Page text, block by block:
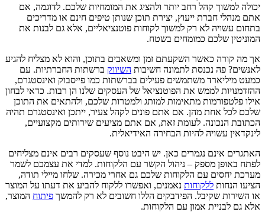
יכולה למשוך קהל רחב יותר ולהציג את המומחיות שלכם. לדוגמה, אם
אתם מנהלי חברת ייעוץ, יצירת תוכן שנותן טיפים חינם או מדריכים
בתחום עשויה לא רק למשוך לקוחות פוטנציאליים, אלא גם לבנות את
המוניטין שלכם כמומחים בשטח.
אך מה קורה כאשר השקעתם זמן ומשאבים בתוכן, והוא לא מצליח להגיע
לאנשים? פה נכנסת לתמונה חשיבות השיווק ברשתות החברתיות. עם
כמעט מיליארד משתמשים פעילים בברשתות כמו פייסבוק ואינסטגרם,
ההזדמנויות לממש את הפוטנציאל של העסקים שלנו הן רבות. כדאי לבחון
אילו פלטפורמות מתאימות למותג ולמטרות שלכם, ולהתאים את התוכן
שלכם לכל אחת מהן. אם אתם פונים לקהל צעיר, ייתכן ואינסטגרם תהיה
הכתובת הנכונה. לעומת זאת, אם אתם מציעים שירותים מקצועיים,
לינקדאין עשויה להיות הבחירה האידיאלית.
האתגרים אינם נגמרים כאן. יש היבט נוסף שעסקים רבים אינם מצליחים
לפתח באופן מספק – ניהול הקשר עם הלקוחות. למדי את עצמכם לשמר
מערכת יחסים עם הלקוחות שלכם גם אחרי מכירה. שלחו מיילי תודה,
הציעו הנחות ללקוחות נאמנים, ואפשרו ללקוח להביע את דעתו על המוצר
או השירות שקיבל. הפידבקים הללו חשובים לא רק להמשך פיתוח המוצר,
אלא גם לבניית אמון עם הלקוחות.